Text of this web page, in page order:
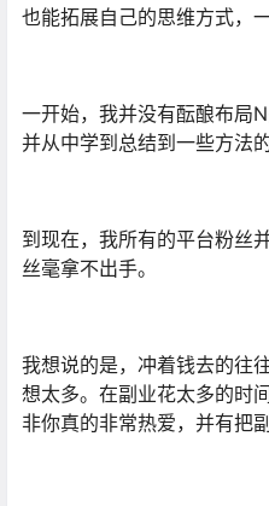
也能拓展自己的思维方式，一
一开始，我并没有酝酿布局
并从中学到总结到一些方法的
到现在，我所有的平台粉丝
丝毫拿不出手。
我想说的是，冲着钱去的往
想太多。在副业花太多的时
非你真的非常热爱，并有把